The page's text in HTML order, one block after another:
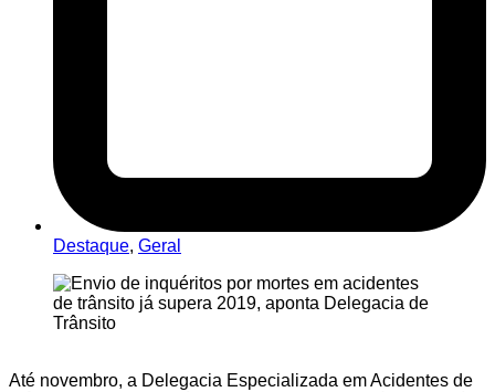
Destaque, Geral
Até novembro, a Delegacia Especializada em Acidentes de